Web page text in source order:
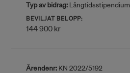
Typ av bidrag: Långtidsstipendium
BEVILJAT BELOPP:
144 900 kr
Ärendenr: KN 2022/5192